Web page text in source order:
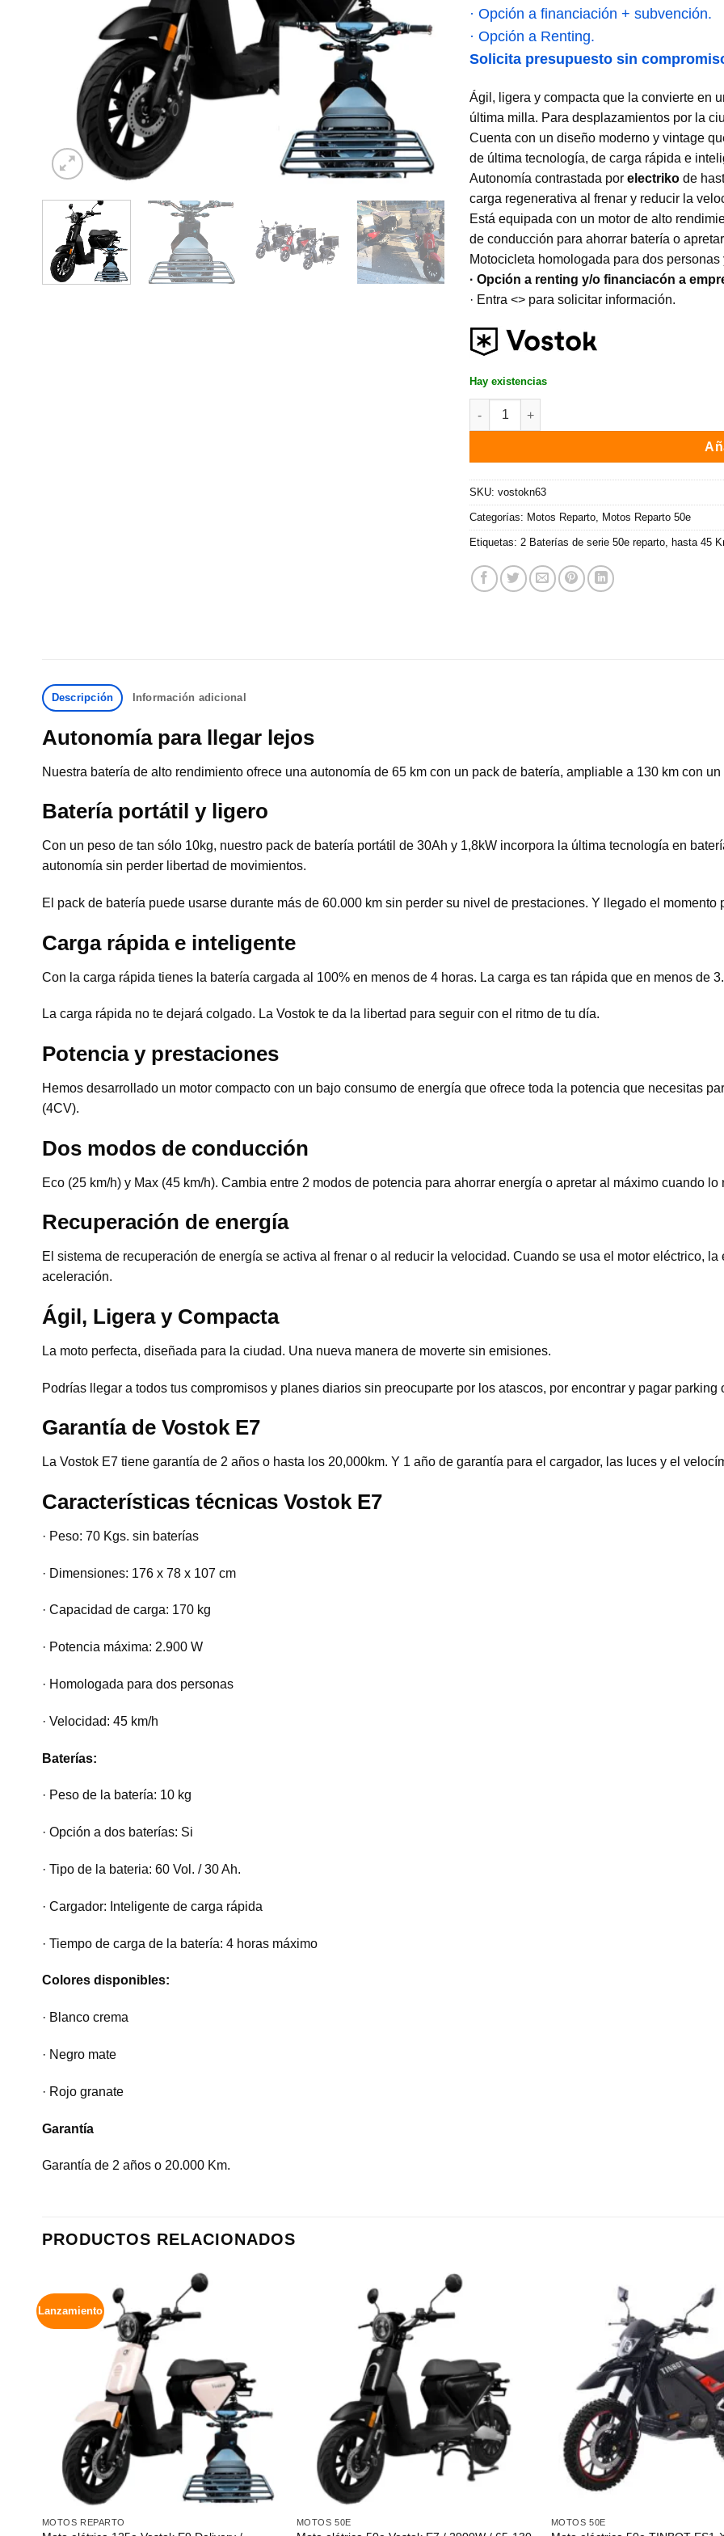
· Opción a financiación + subvención.
· Opción a Renting.
Solicita presupuesto sin
Ágil, ligera y compacta que la convierte en
última milla. Para desplazamientos por la
Cuenta con un diseño moderno y vintage
de última tecnología, de carga rápida e
Autonomía contrastada porelectriko de
carga regenerativa al frenar y reducir la
Está equipada con un motor de alto
de conducción para ahorrar batería o
Motocicleta homologada para dos
· Opción a renting y/o financiacón a
· Entra<> para solicitar información.
Hay existencias
Moto elétrica 50e Vostok E7 Delivery /
SKU:vostokn63
Categorías: Motos Reparto Motos Reparto 50e
Etiquetas: 2 Baterías de serie 50e reparto hasta 45
Descripción Información adicional
Autonomía para llegar lejos
Nuestra batería de alto rendimiento ofrece una autonomía de 65 km con un pack de batería, ampliable a 130 km con
Batería portátil y ligero
Con un peso de tan sólo 10kg, nuestro pack de batería portátil de 30Ah y 1,8kW incorpora la última tecnología en
autonomía sin perder libertad de movimientos.
El pack de batería puede usarse durante más de 60.000 km sin perder su nivel de prestaciones. Y llegado el
Carga rápida e inteligente
Con la carga rápida tienes la batería cargada al 100% en menos de 4 horas. La carga es tan rápida que en menos de
La carga rápida no te dejará colgado. La Vostok te da la libertad para seguir con el ritmo de tu día.
Potencia y prestaciones
Hemos desarrollado un motor compacto con un bajo consumo de energía que ofrece toda la potencia que necesitas
(4CV).
Dos modos de conducción
Eco (25 km/h) y Max (45 km/h). Cambia entre 2 modos de potencia para ahorrar energía o apretar al máximo cuando lo
Recuperación de energía
El sistema de recuperación de energía se activa al frenar o al reducir la velocidad. Cuando se usa el motor eléctrico,
aceleración.
Ágil, Ligera y Compacta
La moto perfecta, diseñada para la ciudad. Una nueva manera de moverte sin emisiones.
Podrías llegar a todos tus compromisos y planes diarios sin preocuparte por los atascos, por encontrar y pagar
Garantía de Vostok E7
La Vostok E7 tiene garantía de 2 años o hasta los 20,000km. Y 1 año de garantía para el cargador, las luces y el
Características técnicas Vostok E7
· Peso: 70 Kgs. sin baterías
· Dimensiones: 176 x 78 x 107 cm
· Capacidad de carga: 170 kg
· Potencia máxima: 2.900 W
· Homologada para dos personas
· Velocidad: 45 km/h
Baterías:
· Peso de la batería: 10 kg
· Opción a dos baterías: Si
· Tipo de la bateria: 60 Vol. / 30 Ah.
· Cargador: Inteligente de carga rápida
· Tiempo de carga de la batería: 4 horas máximo
Colores disponibles:
· Blanco crema
· Negro mate
· Rojo granate
Garantía
Garantía de 2 años o 20.000 Km.
PRODUCTOS RELACIONADOS
Lanzamiento
MOTOS REPARTO MOTOS 50E MOTOS 50E